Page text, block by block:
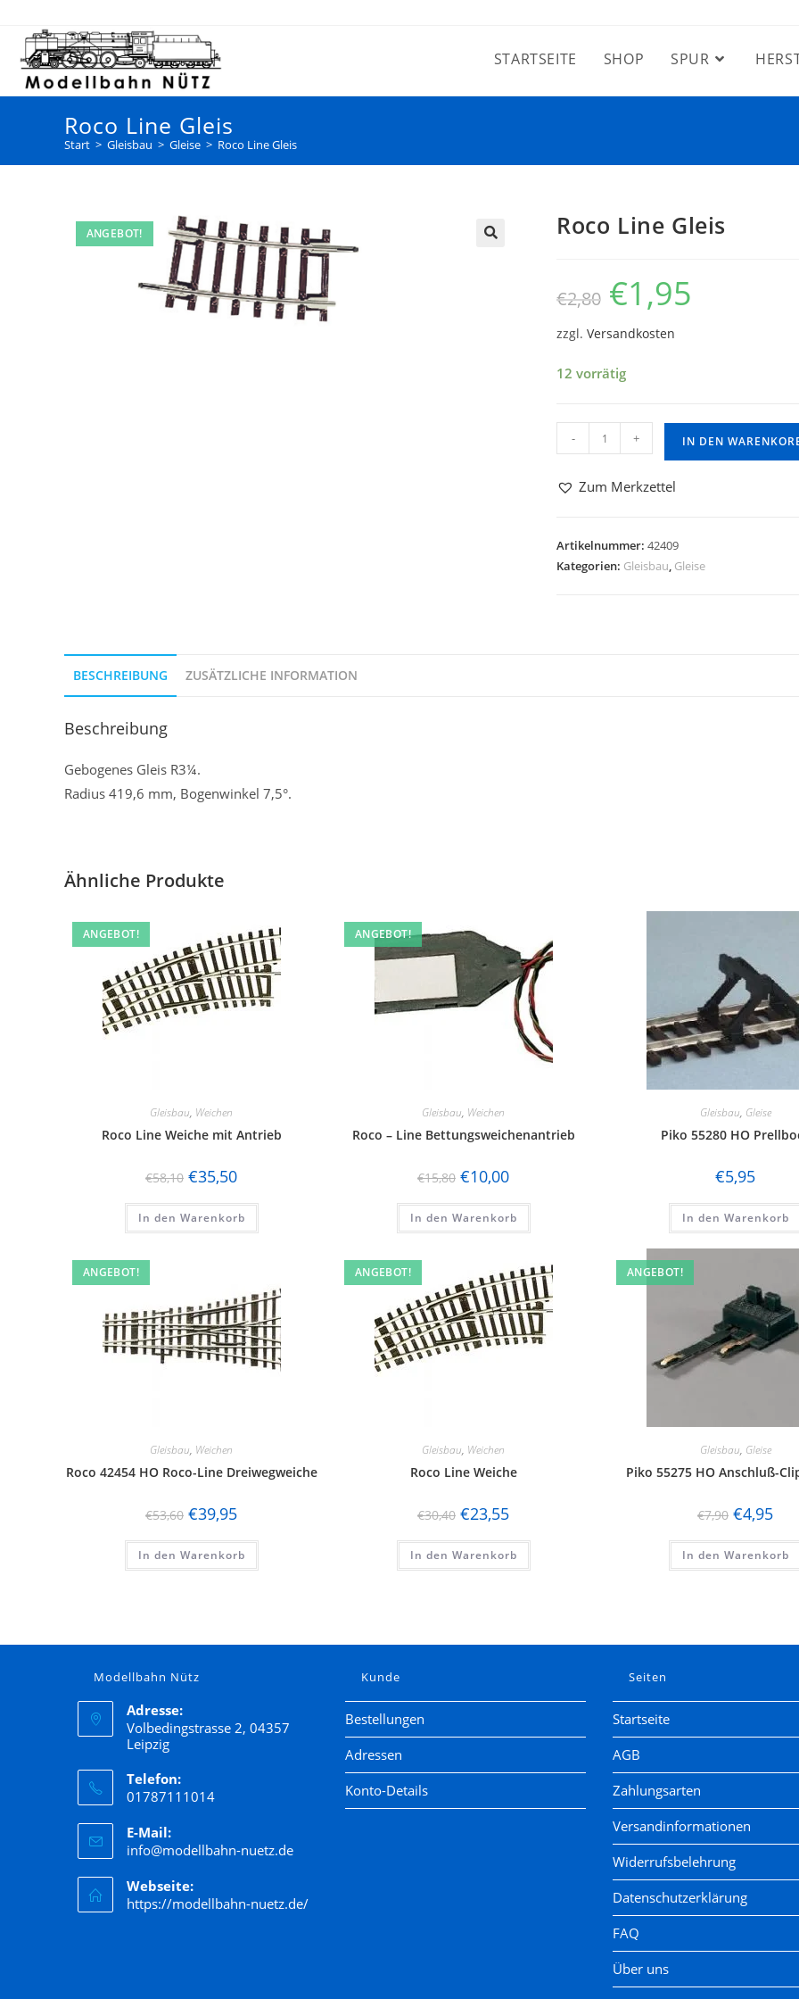
STARTSEITE SHOP SPUR
Roco Line Gleis
Start > Gleisbau > Gleise > Roco Line Gleis
ANGEBOT! Roco Line Gleis
€2,80 €1,95
zzgl. Versandkosten
12 vorrätig
- + IN DEN
Zum Merkzettel
Artikelnummer: 42409
Kategorien: Gleisbau, Gleise
BESCHREIBUNG ZUSÄTZLICHE INFORMATION
Beschreibung
Gebogenes Gleis R3¼.
Radius 419,6 mm, Bogenwinkel 7,5°.
Ähnliche Produkte
ANGEBOT!
Gleisbau, Weichen
Roco Line Weiche mit Antrieb
€58,10 €35,50
In den Warenkorb
ANGEBOT!
Gleisbau, Weichen
Roco – Line Bettungsweichenantrieb
€15,80 €10,00
In den Warenkorb
Gleisbau, Gleise
Piko 55280 HO
€5,95
In den Warenkorb
ANGEBOT!
Gleisbau, Weichen
Roco 42454 HO Roco-Line Dreiwegweiche
€53,60 €39,95
In den Warenkorb
ANGEBOT!
Gleisbau, Weichen
Roco Line Weiche
€30,40 €23,55
In den Warenkorb
ANGEBOT!
Gleisbau, Gleise
Piko 55275 HO Anschluß-
€7,90 €4,95
In den Warenkorb
Modellbahn Nütz
Adresse:
Volbedingstrasse 2, 04357
Leipzig
Telefon:
01787111014
E-Mail:
info@modellbahn-nuetz.de
Webseite:
https://modellbahn-nuetz.de/
Kunde
Bestellungen
Adressen
Konto-Details
Seiten
Startseite
AGB
Zahlungsarten
Versandinformationen
Widerrufsbelehrung
Datenschutzerklärung
FAQ
Über uns